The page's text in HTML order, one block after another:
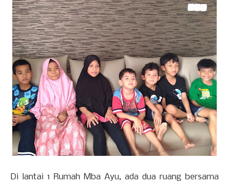
Di lantai 1 Rumah Mba Ayu, ada dua ruang bersama